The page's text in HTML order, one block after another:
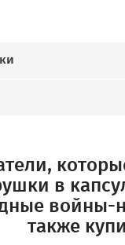
в
войны-
также